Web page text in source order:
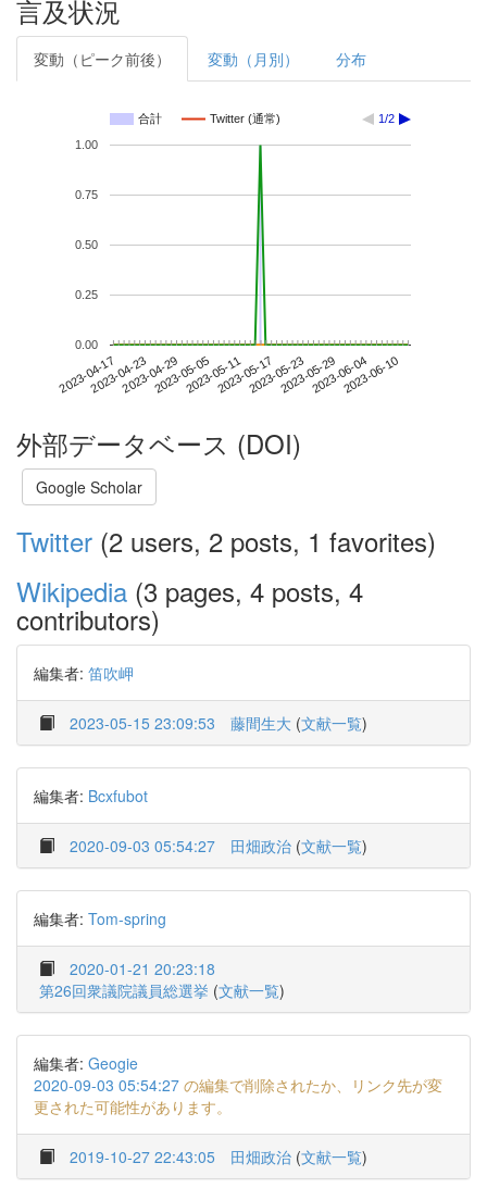
言及状況
変動（ピーク前後） 変動（月別） 分布
合計 Twitter (通常) 1/2
2023-04-172023-04-232023-04-292023-05-052023-05-112023-05-172023-05-232023-05-292023-06-042023-06-10
0.00
0.25
0.50
0.75
1.00
外部データベース (DOI)
Google Scholar
Twitter (2 users, 2 posts, 1 favorites)
Wikipedia (3 pages, 4 posts, 4
contributors)
編集者: 笛吹岬
2023-05-15 23:09:53 藤間生大 (文献一覧)
編集者: Bcxfubot
2020-09-03 05:54:27 田畑政治 (文献一覧)
編集者: Tom-spring
2020-01-21 20:23:18
第26回衆議院議員総選挙 (文献一覧)
編集者: Geogie
2020-09-03 05:54:27 の編集で削除されたか、リンク先が変
更された可能性があります。
2019-10-27 22:43:05 田畑政治 (文献一覧)